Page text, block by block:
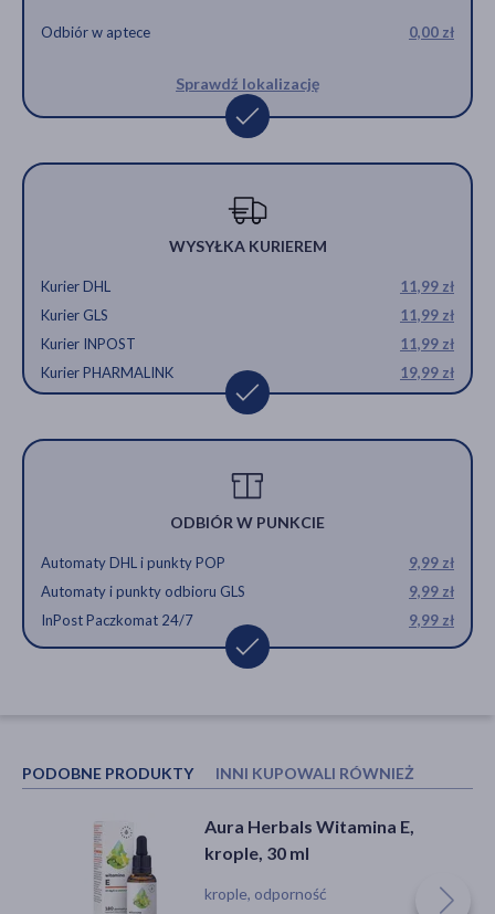
Odbiór w aptece 0,00 zł
Sprawdź lokalizację
WYSYŁKA KURIEREM
Kurier DHL
11,99 zł
Kurier GLS
11,99 zł
Kurier INPOST
11,99 zł
Kurier PHARMALINK
19,99 zł
ODBIÓR W PUNKCIE
Automaty DHL i punkty POP
9,99 zł
Automaty i punkty odbioru GLS
9,99 zł
InPost Paczkomat 24/7
9,99 zł
PODOBNE PRODUKTY INNI KUPOWALI RÓWNIEŻ
Aura Herbals Witamina E,
krople, 30 ml
krople, odporność
Viridian, Ekologiczna
Ashwagandha, kapsułki, 60 szt.
kapsułki, stres, zmęczenie